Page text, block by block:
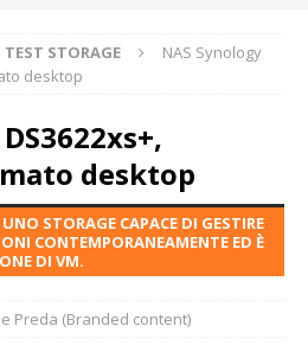
TEST STORAGE
NAS Synology
desktop
desktop
STORAGE CAPACE DI GESTIRE
CONTEMPORANEAMENTE ED È
DI VM.
Preda (Branded content)